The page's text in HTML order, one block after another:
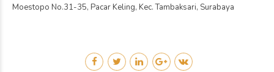
Moestopo No.31-35, Pacar Keling, Kec. Tambaksari, Surabaya